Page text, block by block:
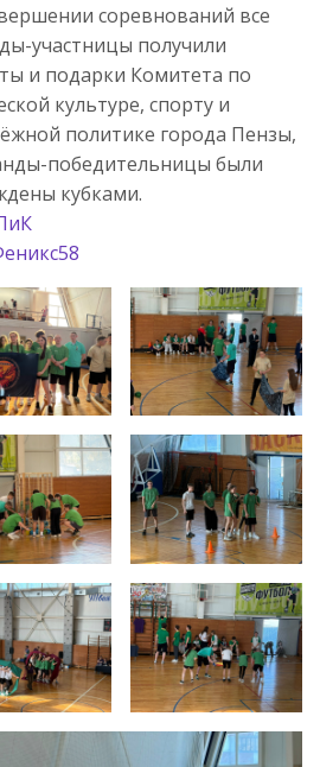
соревнований все
участницы получили
и подарки Комитета по
культуре, спорту и
политике города Пензы,
победительницы были
кубками.